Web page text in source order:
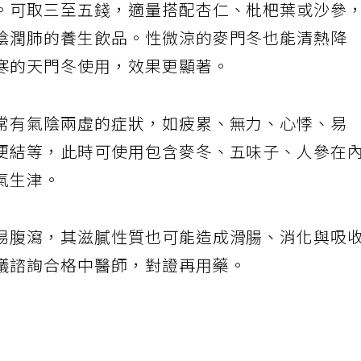
可取三至五錢，適量搭配杏仁、枇杷葉或沙參
肺的養生飲品。性微涼的麥門冬也能清熱降
天門冬使用，效果更顯著。
氣陰兩虛的症狀，如疲累、無力、心悸、易
結等，此時可使用包含麥冬、五味子、人參在
津。
腹瀉，其滋膩性質也可能造成滑腸、消化與吸
詢合格中醫師，對證再用藥。